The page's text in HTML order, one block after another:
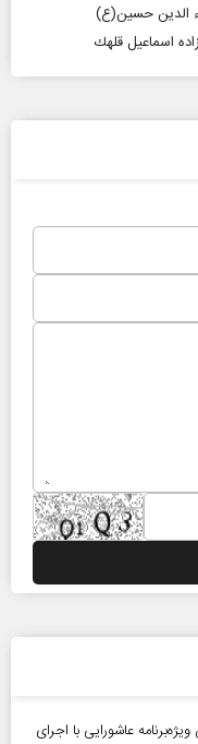
الدین حسین(ع)
اسماعيل قلهك
عاشورایی با اجرای